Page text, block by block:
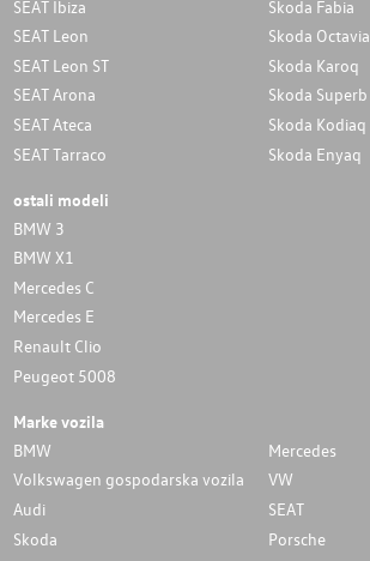
SEAT Ibiza
SEAT Leon
SEAT Leon ST
SEAT Arona
SEAT Ateca
SEAT Tarraco
Skoda Fabia
Skoda Octavia
Skoda Karoq
Skoda Superb
Skoda Kodiaq
Skoda Enyaq
ostali modeli
BMW 3
BMW X1
Mercedes C
Mercedes E
Renault Clio
Peugeot 5008
Marke vozila
BMW
Mercedes
Volkswagen gospodarska vozila
VW
Audi
SEAT
Skoda
Porsche